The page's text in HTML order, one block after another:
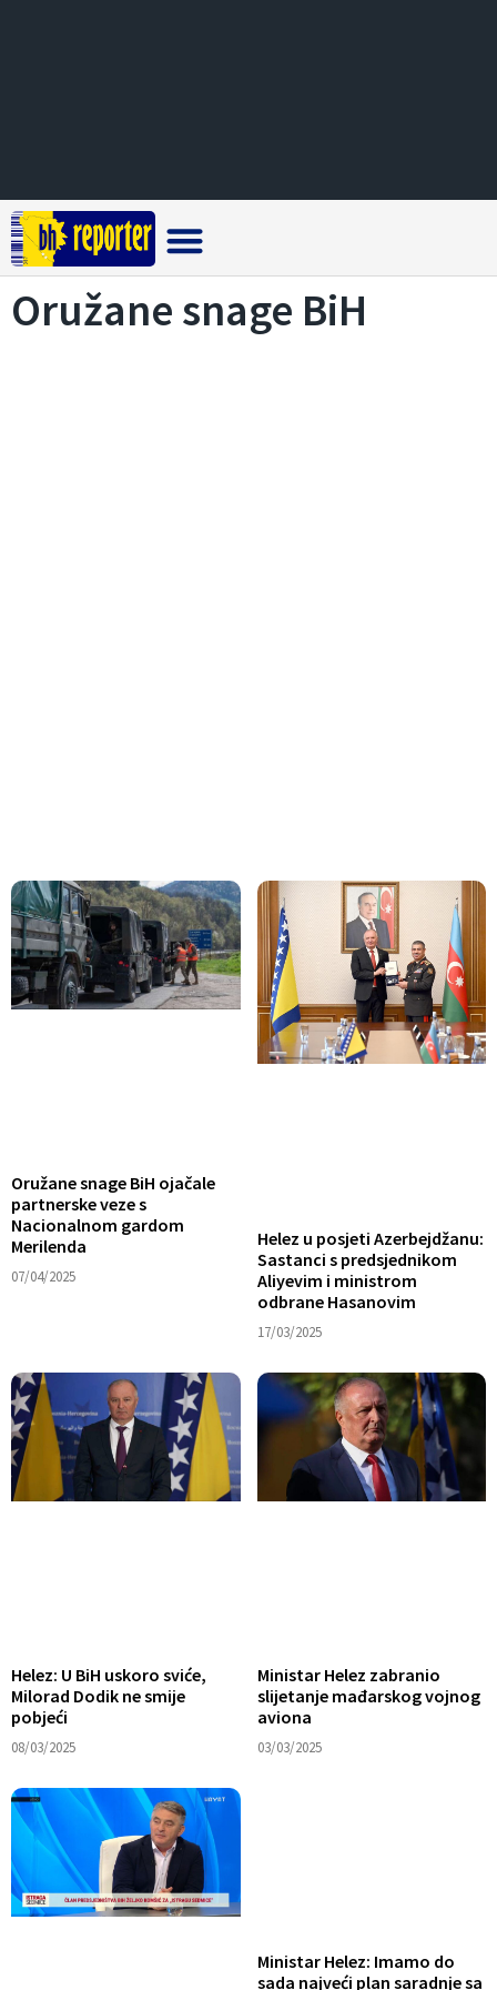
Oružane snage BiH
Oružane snage BiH ojačale
partnerske veze s
Nacionalnom gardom
Merilenda
07/04/2025
Helez u posjeti Azerbejdžanu:
Sastanci s predsjednikom
Aliyevim i ministrom
odbrane Hasanovim
17/03/2025
Helez: U BiH uskoro sviće,
Milorad Dodik ne smije
pobjeći
08/03/2025
Ministar Helez zabranio
slijetanje mađarskog vojnog
aviona
03/03/2025
Ministar Helez: Imamo do
sada najveći plan saradnje sa